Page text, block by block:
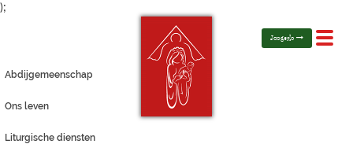
);
Toggle
Jongerlo
Abdijgemeenschap
Ons leven
Liturgische diensten